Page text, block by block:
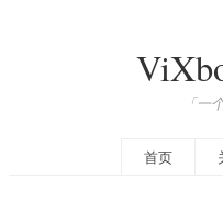
「一
首页